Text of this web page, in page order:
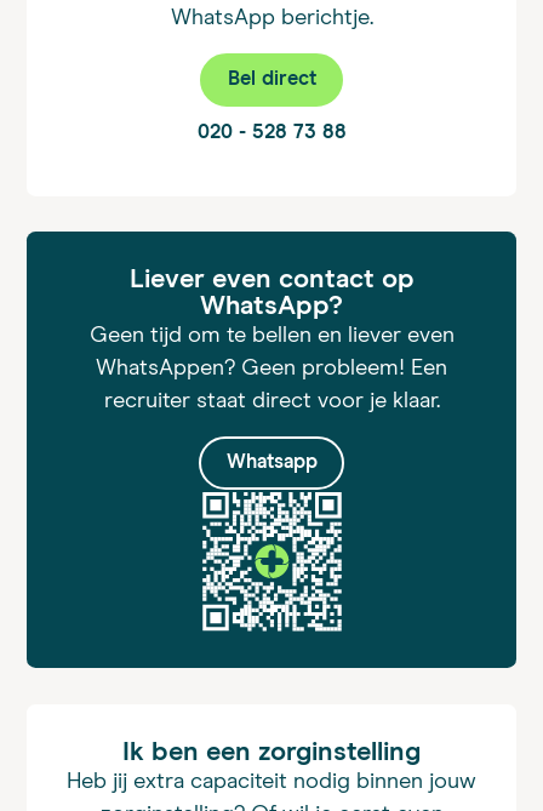
WhatsApp berichtje.
Bel direct
020 - 528 73 88
Liever even contact op
WhatsApp?
Geen tijd om te bellen en liever even
WhatsAppen? Geen probleem! Een
recruiter staat direct voor je klaar.
Whatsapp
Ik ben een zorginstelling
Heb jij extra capaciteit nodig binnen jouw